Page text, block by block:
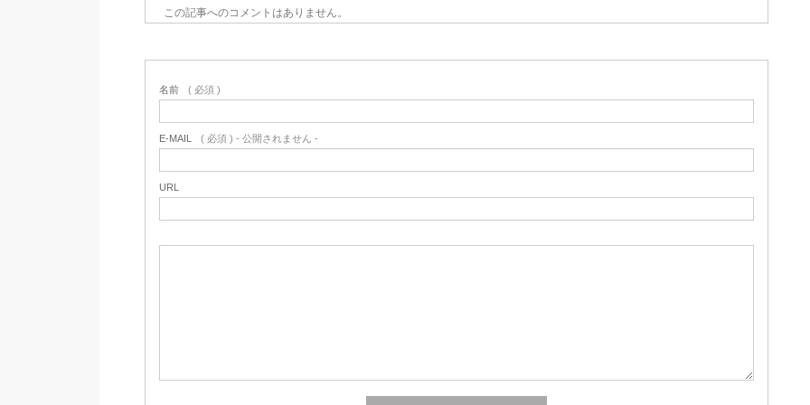
この記事へのコメントはありません。
名前 ( 必須 )
E-MAIL ( 必須 ) - 公開されません -
URL